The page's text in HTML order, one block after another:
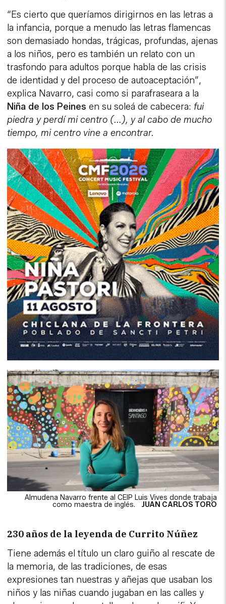
“Es cierto que queríamos dirigirnos en las letras a
la infancia, porque a menudo las letras flamencas
son demasiado hondas, trágicas, profundas, ajenas
a los niños, pero es también un relato con un
trasfondo para adultos porque habla de las crisis
de identidad y del proceso de autoaceptación”,
explica Navarro, casi como si parafraseara a la
Niña de los Peines en su soleá de cabecera: fui
piedra y perdí mi centro (...), y al cabo de mucho
tiempo, mi centro vine a encontrar.
Almudena Navarro frente al CEIP Luis Vives donde trabaja
como maestra de inglés. JUAN CARLOS TORO
230 años de la leyenda de Currito Núñez
Tiene además el título un claro guiño al rescate de
la memoria, de las tradiciones, de esas
expresiones tan nuestras y añejas que usaban los
niños y las niñas cuando jugaban en las calles y